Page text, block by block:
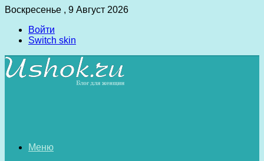
Воскресенье , 9 Август 2026
Войти
Switch skin
Меню